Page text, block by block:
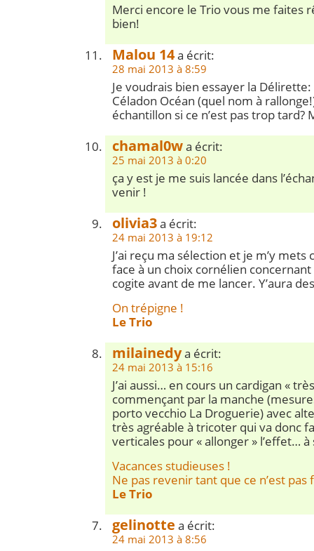
Merci encore le Trio vous me faites
bien!
Malou 14a écrit:
28 mai 2013 à 8:59
Je voudrais bien essayer la
Céladon Océan (quel nom à
échantillon si ce n’est pas trop tard?
chamal0wa écrit:
25 mai 2013 à 0:20
ça y est je me suis lancée dans
venir !
olivia3a écrit:
24 mai 2013 à 19:12
J’ai reçu ma sélection et je m’y mets
face à un choix cornélien
cogite avant de me lancer. Y’aura
On trépigne !
Le Trio
milainedya écrit:
24 mai 2013 à 15:16
J’ai aussi… en cours un cardigan «
commençant par la manche
porto vecchio La Droguerie) avec
très agréable à tricoter qui va donc
verticales pour « allonger » l’effet…
Vacances studieuses !
Ne pas revenir tant que ce n’est pas
Le Trio
gelinotte a écrit:
24 mai 2013 à 8:56